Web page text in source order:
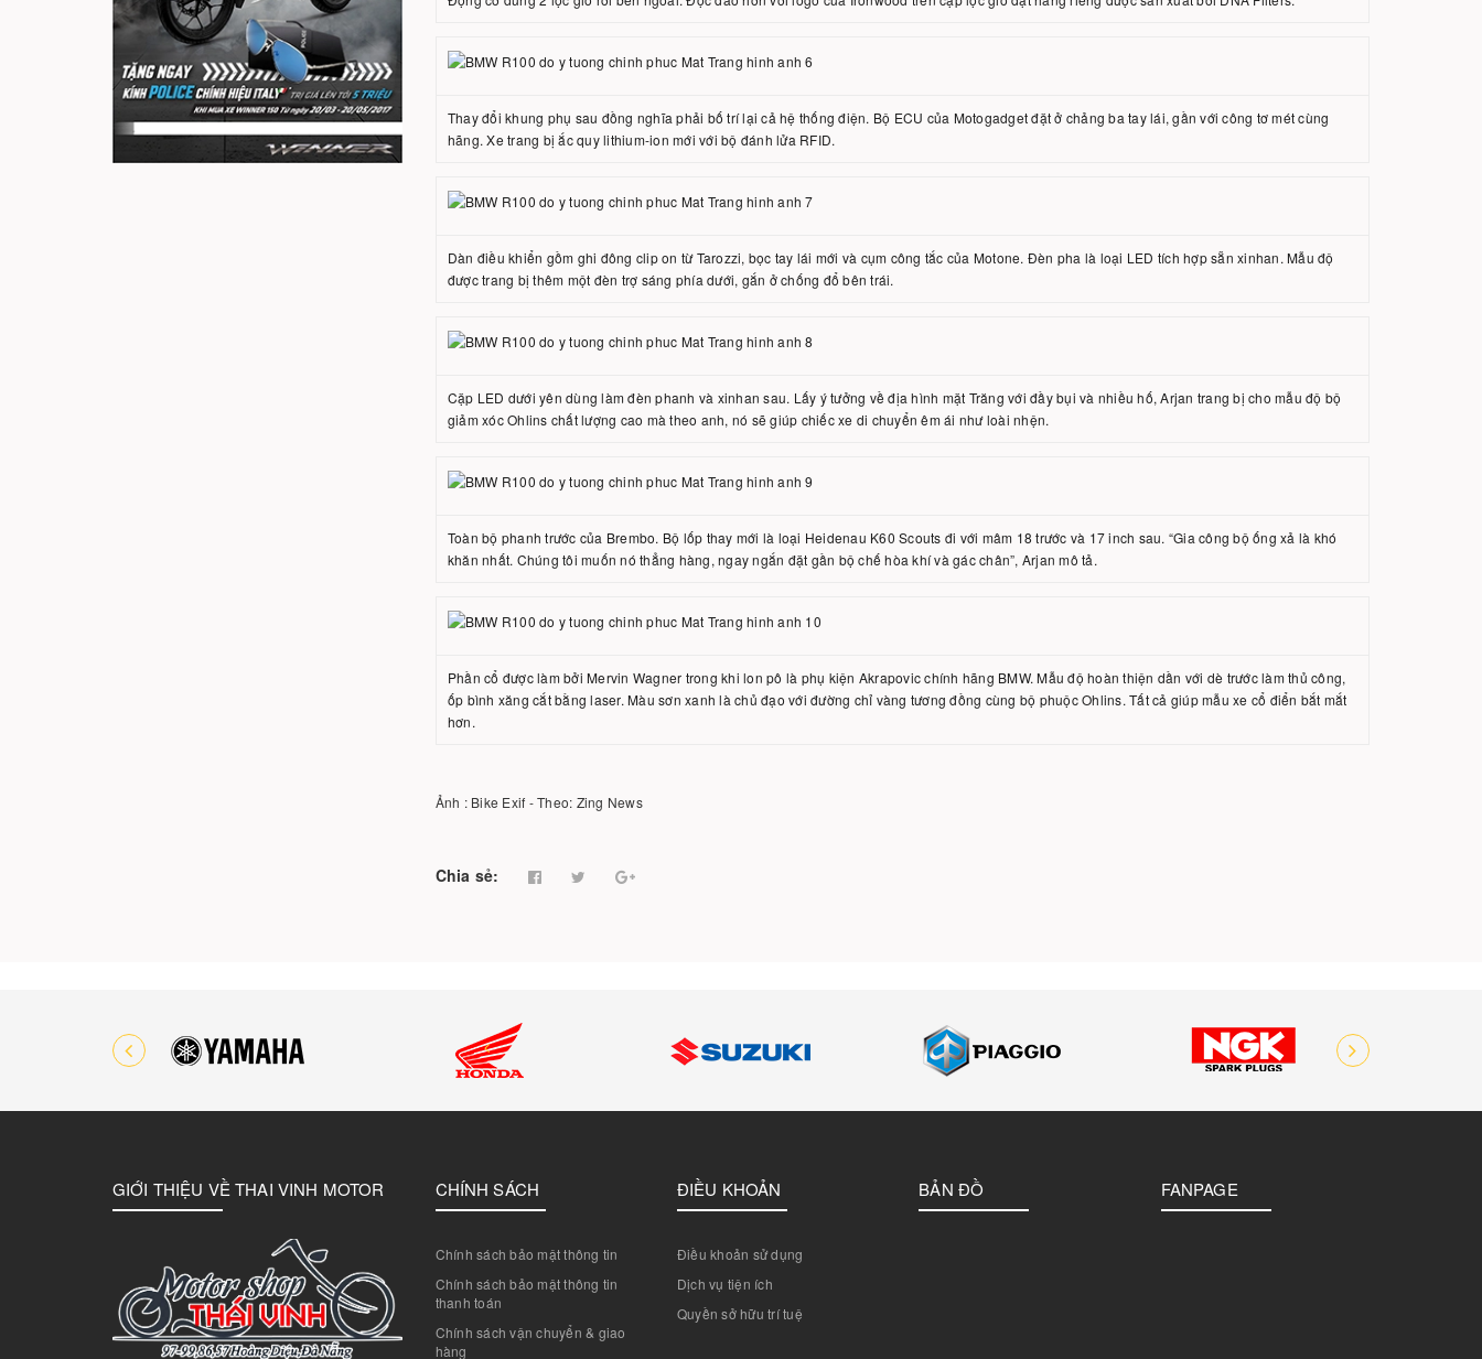
Thay đổi khung phụ sau đồng nghĩa phải bố trí lại cả hệ thống điện. Bộ ECU của Motogadget đặt ở chảng ba tay lái, gần với công tơ mét cùng
hãng. Xe trang bị ắc quy lithium-ion mới với bộ đánh lửa RFID.
Dàn điều khiển gồm ghi đông clip on từ Tarozzi, bọc tay lái mới và cụm công tắc của Motone. Đèn pha là loại LED tích hợp sẵn xinhan. Mẫu độ
được trang bị thêm một đèn trợ sáng phía dưới, gắn ở chống đổ bên trái.
Cặp LED dưới yên dùng làm đèn phanh và xinhan sau. Lấy ý tưởng về địa hình mặt Trăng với đầy bụi và nhiều hố, Arjan trang bị cho mẫu độ bộ
giảm xóc Ohlins chất lượng cao mà theo anh, nó sẽ giúp chiếc xe di chuyển êm ái như loài nhện.
Toàn bộ phanh trước của Brembo. Bộ lốp thay mới là loại Heidenau K60 Scouts đi với mâm 18 trước và 17 inch sau. “Gia công bộ ống xả là khó
khăn nhất. Chúng tôi muốn nó thẳng hàng, ngay ngắn đặt gần bộ chế hòa khí và gác chân”, Arjan mô tả.
Phần cổ được làm bởi Mervin Wagner trong khi lon pô là phụ kiện Akrapovic chính hãng BMW. Mẫu độ hoàn thiện dần với dè trước làm thủ công,
ốp bình xăng cắt bằng laser. Màu sơn xanh là chủ đạo với đường chỉ vàng tương đồng cùng bộ phuộc Ohlins. Tất cả giúp mẫu xe cổ điển bắt mắt
hơn.
Ảnh : Bike Exif - Theo: Zing News
Chia sẻ:
GIỚI THIỆU VỀ THAI VINH MOTOR CHÍNH SÁCH
Chính sách bảo mật thông tin
Chính sách bảo mật thông tin
thanh toán
Chính sách vận chuyển & giao
hàng
ĐIỀU KHOẢN
Điều khoản sử dụng
Dịch vụ tiện ích
Quyền sở hữu trí tuệ
BẢN ĐỒ FANPAGE